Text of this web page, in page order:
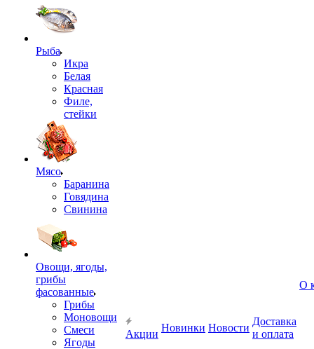
Рыба
Икра
Белая
Красная
Филе,
стейки
Мясо
Баранина
Говядина
Свинина
Овощи, ягоды,
грибы
фасованные
Грибы
Моновощи
Смеси
Ягоды
Акции
Новинки Новости
Доставка
и оплата
О